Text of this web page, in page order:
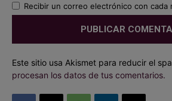
Recibir un correo electrónico con cada
Este sitio usa Akismet para reducir el
procesan los datos de tus comentarios.